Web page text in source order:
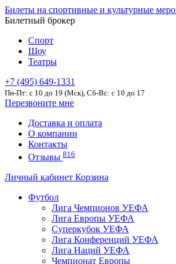
Билеты на спортивные и культурные
Билетный брокер
Спорт
Шоу
Театры
+7 (495) 649-1331
Пн-Пт: c 10 до 19 (Мск), Сб-Вс: с 10 до 17
Перезвоните мне
Доставка и оплата
О компании
Контакты
Отзывы 816
Личный кабинет Корзина
Футбол
Лига Чемпионов УЕФА
Лига Европы УЕФА
Суперкубок УЕФА
Лига Конференций УЕФА
Лига Наций УЕФА
Чемпионат Европы